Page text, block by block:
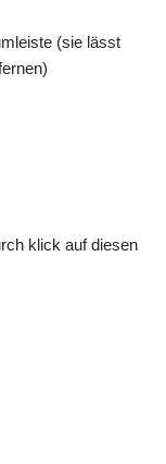
(sie lässt
klick auf diesen